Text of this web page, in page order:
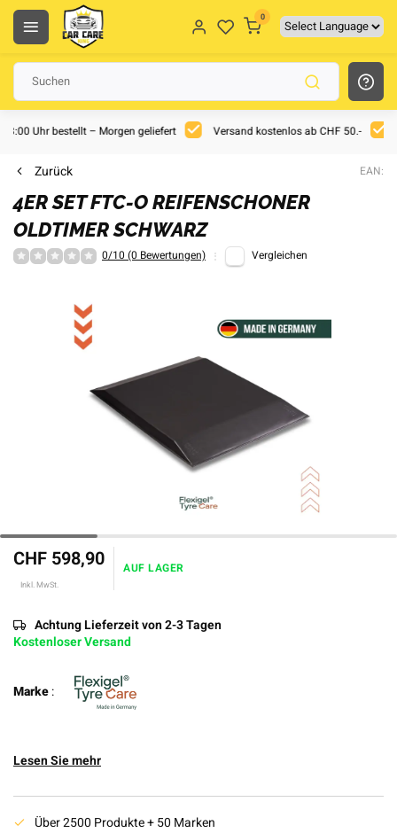
0
Uhr bestellt – Morgen geliefert Versand kostenlos ab CHF 50.-
Zurück EAN:
4ER SET FTC-O REIFENSCHONER
OLDTIMER SCHWARZ
0/10 (0 Bewertungen) Vergleichen
CHF 598,90
Inkl. MwSt.
AUF LAGER
Achtung Lieferzeit von 2-3 Tagen
Kostenloser Versand
Marke:
Lesen Sie mehr
Über 2500 Produkte + 50 Marken